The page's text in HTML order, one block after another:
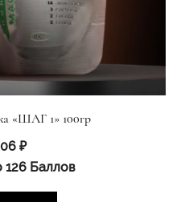
«ШАГ 1» 100гр
₽
Баллов